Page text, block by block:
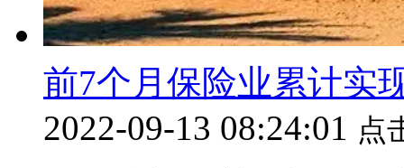
前7个月保险业累计实
2022-09-13 08:24:01 点